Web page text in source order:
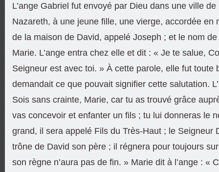
L’ange Gabriel fut envoyé par Dieu dans une ville
Nazareth, à une jeune fille, une vierge, accordée en
de la maison de David, appelé Joseph ; et le nom
Marie. L’ange entra chez elle et dit : « Je te salue,
Seigneur est avec toi. » À cette parole, elle fut toute
demandait ce que pouvait signifier cette salutation.
Sois sans crainte, Marie, car tu as trouvé grâce
vas concevoir et enfanter un fils ; tu lui donneras le
grand, il sera appelé Fils du Très-Haut ; le Seigneur
trône de David son père ; il régnera pour toujours
son règne n’aura pas de fin. » Marie dit à l’ange : «